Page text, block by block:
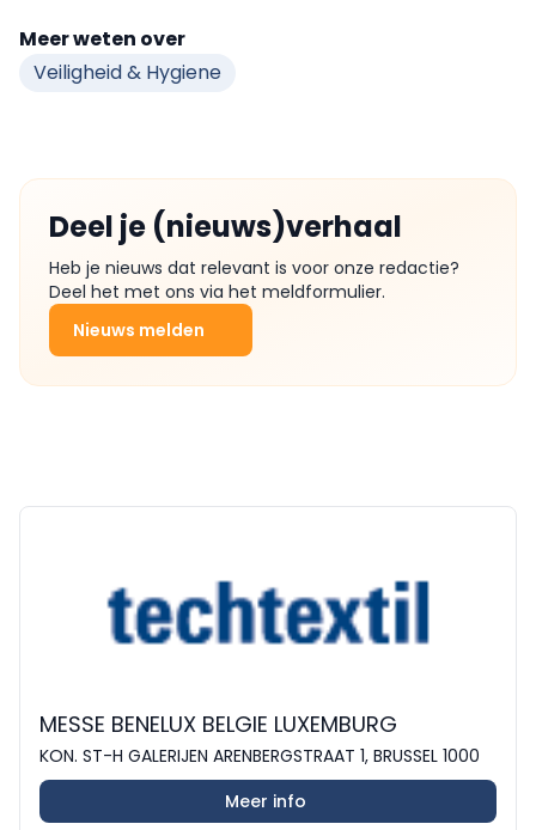
Meer weten over
Veiligheid & Hygiene
Deel je (nieuws)verhaal
Heb je nieuws dat relevant is voor onze redactie?
Deel het met ons via het meldformulier.
Nieuws melden
MESSE BENELUX BELGIE LUXEMBURG
KON. ST-H GALERIJEN ARENBERGSTRAAT 1, BRUSSEL 1000
Meer info